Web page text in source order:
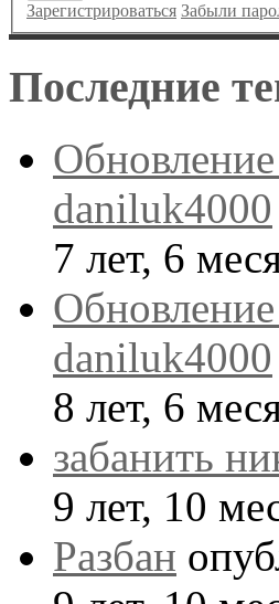
Зарегистрироваться Забыли
Последние
daniluk4000
7 лет, 6
daniluk4000
8 лет, 6
забанить
9 лет, 10
Разбан